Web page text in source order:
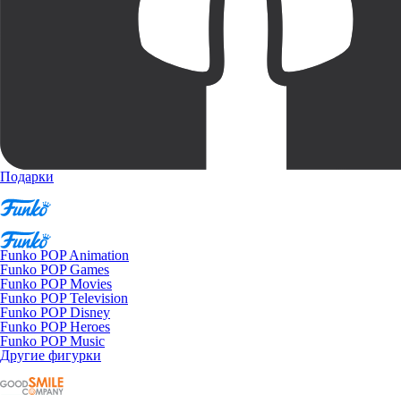
Подарки
Funko POP Animation
Funko POP Games
Funko POP Movies
Funko POP Television
Funko POP Disney
Funko POP Heroes
Funko POP Music
Другие фигурки